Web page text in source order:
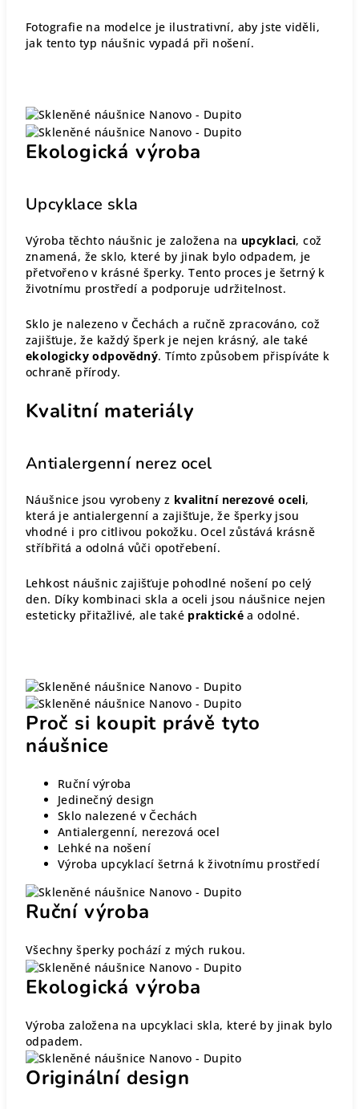
Fotografie na modelce je ilustrativní, aby jste viděli,
jak tento typ náušnic vypadá při nošení.
Ekologická výroba
Upcyklace skla
Výroba těchto náušnic je založena na upcyklaci, což
znamená, že sklo, které by jinak bylo odpadem, je
přetvořeno v krásné šperky. Tento proces je šetrný k
životnímu prostředí a podporuje udržitelnost.
Sklo je nalezeno v Čechách a ručně zpracováno, což
zajišťuje, že každý šperk je nejen krásný, ale také
ekologicky odpovědný. Tímto způsobem přispíváte k
ochraně přírody.
Kvalitní materiály
Antialergenní nerez ocel
Náušnice jsou vyrobeny z kvalitní nerezové oceli,
která je antialergenní a zajišťuje, že šperky jsou
vhodné i pro citlivou pokožku. Ocel zůstává krásně
stříbřitá a odolná vůči opotřebení.
Lehkost náušnic zajišťuje pohodlné nošení po celý
den. Díky kombinaci skla a oceli jsou náušnice nejen
esteticky přitažlivé, ale také praktické a odolné.
Proč si koupit právě tyto
náušnice
Ruční výroba
Jedinečný design
Sklo nalezené v Čechách
Antialergenní, nerezová ocel
Lehké na nošení
Výroba upcyklací šetrná k životnímu prostředí
Ruční výroba
Všechny šperky pochází z mých rukou.
Ekologická výroba
Výroba založena na upcyklaci skla, které by jinak bylo
odpadem.
Originální design